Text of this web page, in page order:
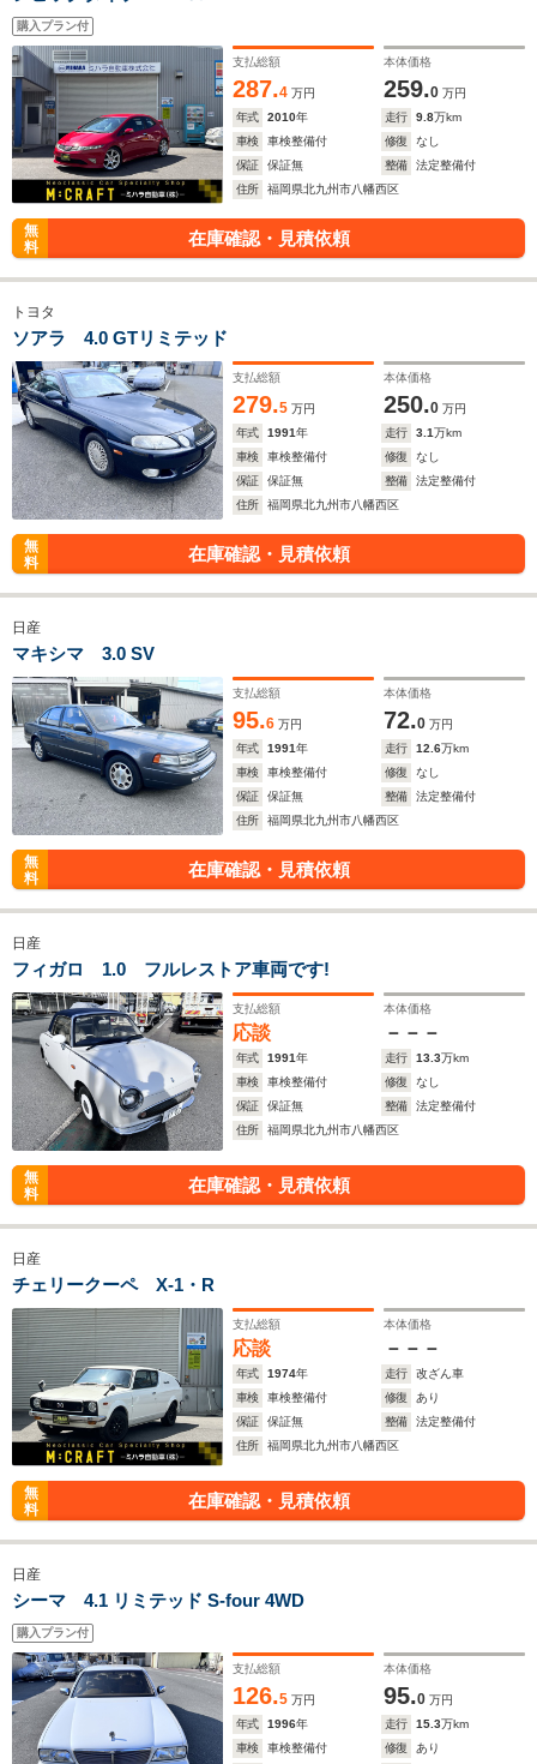
購入プラン付
支払総額
287.4 万円
本体価格
259.0 万円
年式
2010年 走行 9.8万km
車検
車検整備付 修復
なし
保証
保証無 整備
法定整備付
住所
福岡県北九州市八幡西区
無
料
在庫確認・見積依頼
トヨタ
ソアラ 4.0 GTリミテッド
支払総額
279.5 万円
本体価格
250.0 万円
年式
1991年 走行 3.1万km
車検
車検整備付 修復
なし
保証
保証無 整備
法定整備付
住所
福岡県北九州市八幡西区
無
料
在庫確認・見積依頼
日産
マキシマ 3.0 SV
支払総額
95.6 万円
本体価格
72.0 万円
年式
1991年 走行 12.6万km
車検
車検整備付 修復
なし
保証
保証無 整備
法定整備付
住所
福岡県北九州市八幡西区
無
料
在庫確認・見積依頼
日産
フィガロ 1.0 フルレストア車両です!
支払総額
応談
本体価格
－－－
年式 1991年 走行 13.3万km
車検
車検整備付 修復
なし
保証
保証無 整備
法定整備付
住所
福岡県北九州市八幡西区
無
料
在庫確認・見積依頼
日産
チェリークーペ X-1・R
支払総額
応談
本体価格
－－－
年式 1974年 走行
改ざん車
車検
車検整備付 修復
あり
保証
保証無 整備
法定整備付
住所
福岡県北九州市八幡西区
無
料
在庫確認・見積依頼
日産
シーマ 4.1 リミテッド S-four 4WD
購入プラン付
支払総額
126.5 万円
本体価格
95.0 万円
年式
1996年 走行 15.3万km
車検
車検整備付 修復
あり